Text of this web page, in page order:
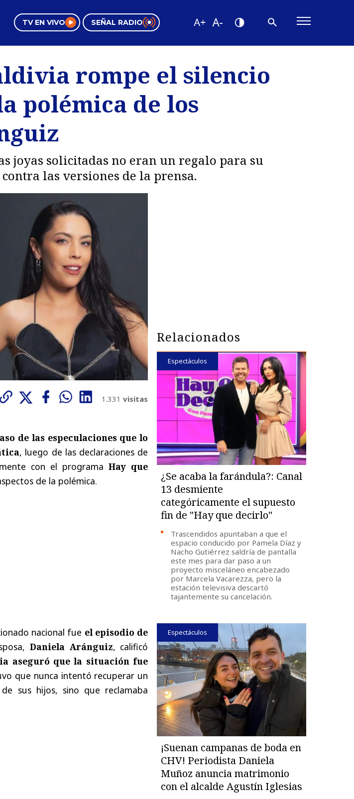
TV EN VIVO SEÑAL RADIO
Tendencias
Videos
rompe el silencio
polémica de los
joyas solicitadas no eran un regalo para su
las versiones de la prensa.
1.331 visitas
de las especulaciones que lo
, luego de las declaraciones de
con el programaHay que
de la polémica.
nacional fue el episodio de
Daniela Aránguiz, calificó
aseguró que la situación fue
que nunca intentó recuperar un
sus hijos, sino que reclamaba
Relacionados
Espectáculos
¿Se acaba la farándula?: Canal
13 desmiente
categóricamente el supuesto
fin de "Hay que decirlo"
Trascendidos apuntaban a que el
espacio conducido por Pamela Díaz y
Nacho Gutiérrez saldría de pantalla
este mes para dar paso a un
proyecto misceláneo encabezado
por Marcela Vacarezza, pero la
estación televisiva descartó
tajantemente su cancelación.
Espectáculos
¡Suenan campanas de boda en
CHV! Periodista Daniela
Muñoz anuncia matrimonio
con el alcalde Agustín Iglesias